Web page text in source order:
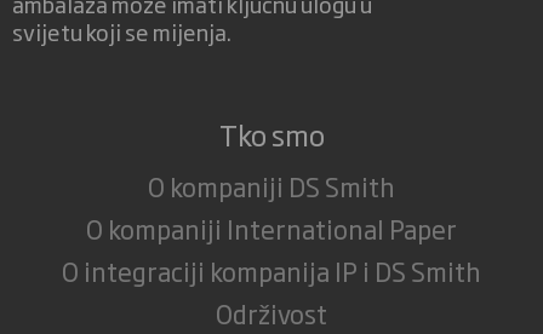
svijetu koji se mijenja.
Tko smo
O kompaniji DS Smith
O kompaniji International Paper
O integraciji kompanija IP i DS Smith
Održivost